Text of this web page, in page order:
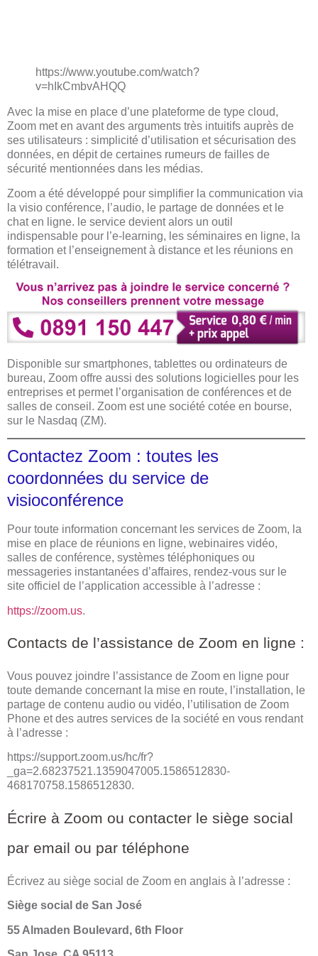
https://www.youtube.com/watch?
v=hIkCmbvAHQQ
Avec la mise en place d’une plateforme de type cloud,
Zoom met en avant des arguments très intuitifs auprès de
ses utilisateurs : simplicité d’utilisation et sécurisation des
données, en dépit de certaines rumeurs de failles de
sécurité mentionnées dans les médias.
Zoom a été développé pour simplifier la communication via
la visio conférence, l’audio, le partage de données et le
chat en ligne. le service devient alors un outil
indispensable pour l’e-learning, les séminaires en ligne, la
formation et l’enseignement à distance et les réunions en
télétravail.
Disponible sur smartphones, tablettes ou ordinateurs de
bureau, Zoom offre aussi des solutions logicielles pour les
entreprises et permet l’organisation de conférences et de
salles de conseil. Zoom est une société cotée en bourse,
sur le Nasdaq (ZM).
Contactez Zoom : toutes les
coordonnées du service de
visioconférence
Pour toute information concernant les services de Zoom, la
mise en place de réunions en ligne, webinaires vidéo,
salles de conférence, systèmes téléphoniques ou
messageries instantanées d’affaires, rendez-vous sur le
site officiel de l’application accessible à l’adresse :
https://zoom.us.
Contacts de l’assistance de Zoom en ligne :
Vous pouvez joindre l’assistance de Zoom en ligne pour
toute demande concernant la mise en route, l’installation, le
partage de contenu audio ou vidéo, l’utilisation de Zoom
Phone et des autres services de la société en vous rendant
à l’adresse :
https://support.zoom.us/hc/fr?
_ga=2.68237521.1359047005.1586512830-
468170758.1586512830.
Écrire à Zoom ou contacter le siège social
par email ou par téléphone
Écrivez au siège social de Zoom en anglais à l’adresse :
Siège social de San José
55 Almaden Boulevard, 6th Floor